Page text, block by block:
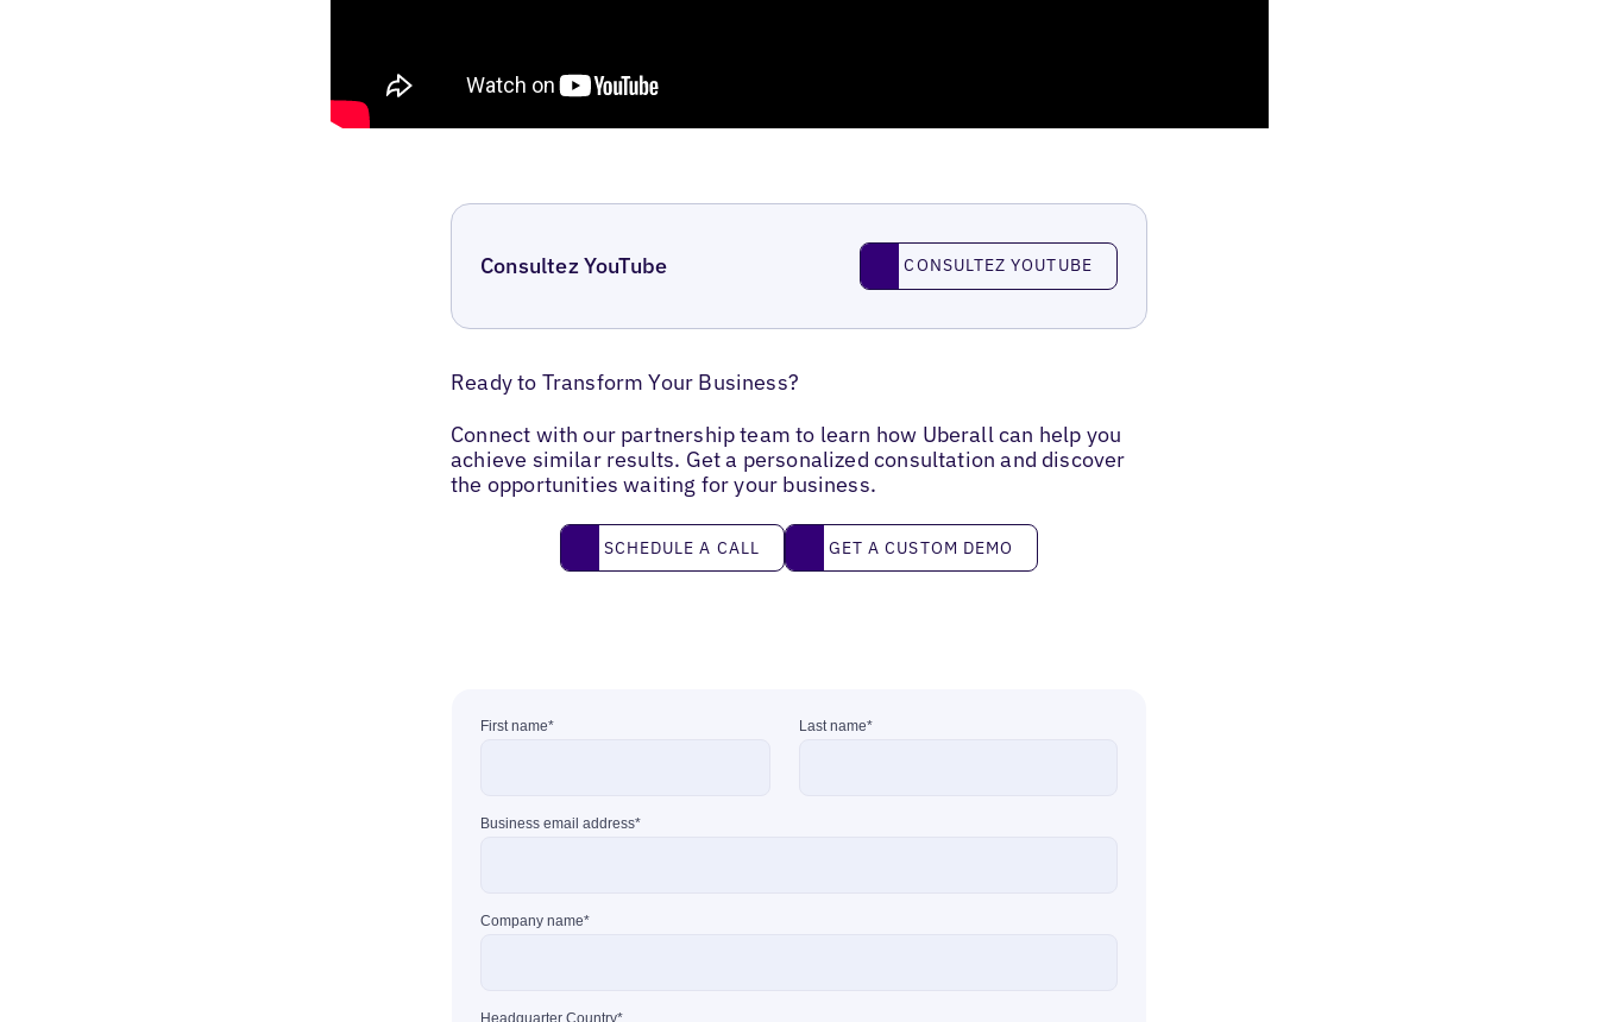
Consultez YouTube Consultez YouTube
CONSULTEZ YOUTUBE
Ready to Transform Your Business?
Connect with our partnership team to learn how Uberall can help you
achieve similar results. Get a personalized consultation and discover
the opportunities waiting for your business.
Schedule a call
SCHEDULE A CALL Get a custom demo
GET A CUSTOM DEMO